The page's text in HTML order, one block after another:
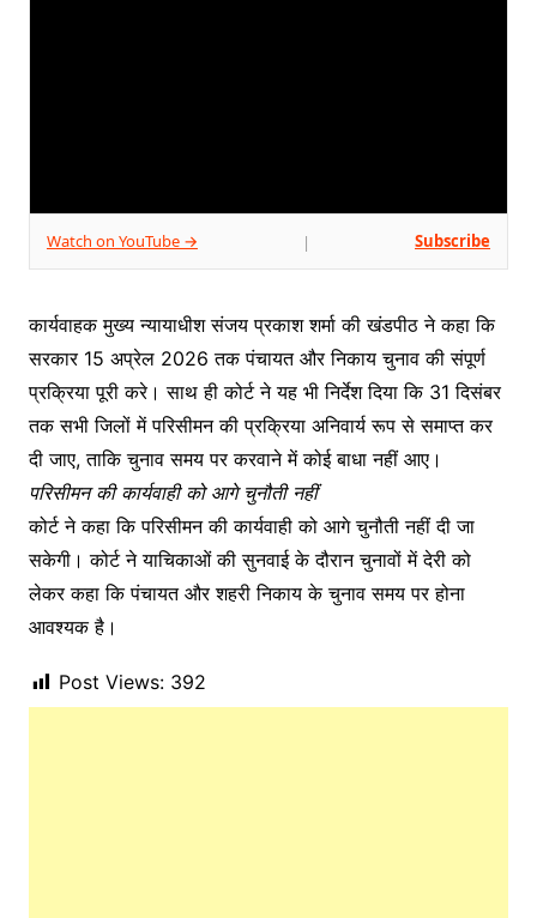
Watch on YouTube → | Subscribe
कार्यवाहक मुख्य न्यायाधीश संजय प्रकाश शर्मा की खंडपीठ ने कहा कि
सरकार 15 अप्रेल 2026 तक पंचायत और निकाय चुनाव की संपूर्ण
प्रक्रिया पूरी करे। साथ ही कोर्ट ने यह भी निर्देश दिया कि 31 दिसंबर
तक सभी जिलों में परिसीमन की प्रक्रिया अनिवार्य रूप से समाप्त कर
दी जाए, ताकि चुनाव समय पर करवाने में कोई बाधा नहीं आए।
परिसीमन की कार्यवाही को आगे चुनौती नहीं
कोर्ट ने कहा कि परिसीमन की कार्यवाही को आगे चुनौती नहीं दी जा
सकेगी। कोर्ट ने याचिकाओं की सुनवाई के दौरान चुनावों में देरी को
लेकर कहा कि पंचायत और शहरी निकाय के चुनाव समय पर होना
आवश्यक है।
Post Views: 392